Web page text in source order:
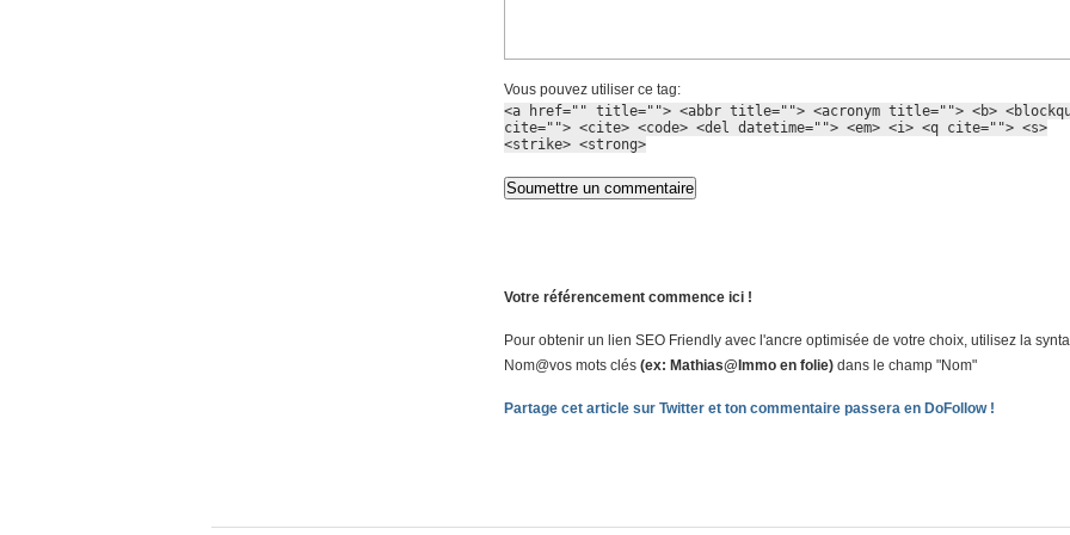
Vous pouvez utiliser ce tag:
<a href="" title=""> <abbr title=""> <acronym title=""> <b>
cite=""> <cite> <code> <del datetime=""> <em> <i> <q cite=""> <s>
<strike> <strong>
Votre référencement commence ici !
Pour obtenir un lien SEO Friendly avec l'ancre optimisée de votre choix, utilisez la
Nom@vos mots clés (ex: Mathias@Immo en folie) dans le champ "Nom"
Partage cet article sur Twitter et ton commentaire passera en DoFollow !